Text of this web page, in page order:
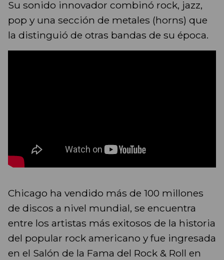
Su sonido innovador combinó rock, jazz,
pop y una sección de metales (horns) que
la distinguió de otras bandas de su época.
Chicago ha vendido más de 100 millones
de discos a nivel mundial, se encuentra
entre los artistas más exitosos de la historia
del popular rock americano y fue ingresada
en el Salón de la Fama del Rock & Roll en